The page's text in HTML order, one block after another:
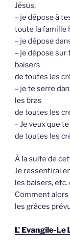
Jésus,
– je dépose à
toute la famille
– je dépose
– je dépose
baisers
de toutes les
– je te serre
les bras
de toutes les
– Je veux que
de toutes les
À la suite de
Je ressentirai
les baisers,
Comment alors
les grâces
L’ Evangile-